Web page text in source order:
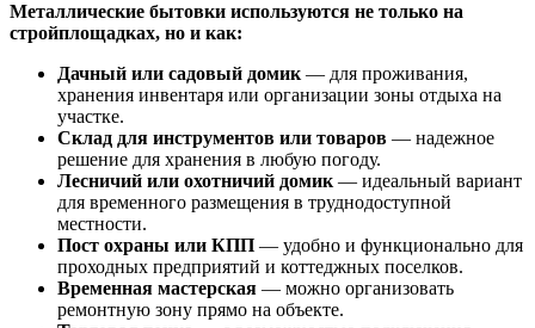
Металлические бытовки используются не только на
стройплощадках, но и как:
Дачный или садовый домик — для проживания,
хранения инвентаря или организации зоны отдыха на
участке.
Склад для инструментов или товаров — надежное
решение для хранения в любую погоду.
Лесничий или охотничий домик — идеальный вариант
для временного размещения в труднодоступной
местности.
Пост охраны или КПП — удобно и функционально для
проходных предприятий и коттеджных поселков.
Временная мастерская — можно организовать
ремонтную зону прямо на объекте.